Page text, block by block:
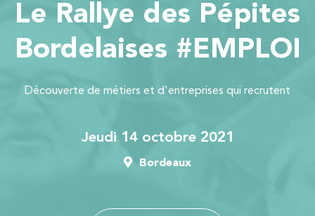
Le Rallye des Pépites
Bordelaises #EMPLOI
Découverte de métiers et d'entreprises qui recrutent
jeudi 14 octobre 2021
Bordeaux